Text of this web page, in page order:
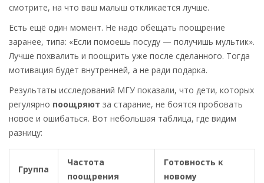
смотрите, на что ваш малыш откликается лучше.
Есть ещё один момент. Не надо обещать поощрение
заранее, типа: «Если помоешь посуду — получишь мультик».
Лучше похвалить и поощрить уже после сделанного. Тогда
мотивация будет внутренней, а не ради подарка.
Результаты исследований МГУ показали, что дети, которых
регулярно поощряют за старание, не боятся пробовать
новое и ошибаться. Вот небольшая таблица, где видим
разницу:
Группа
Частота
поощрения
Готовность к
новому